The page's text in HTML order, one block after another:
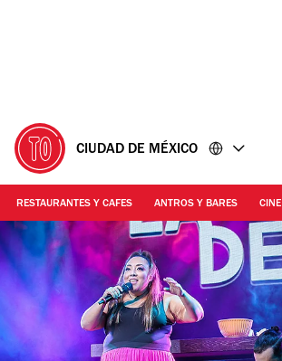
CIUDAD DE MÉXICO
RESTAURANTES Y CAFES ANTROS Y BARES CINE